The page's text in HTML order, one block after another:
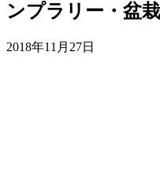
ンプラリー・盆
2018年11月27日